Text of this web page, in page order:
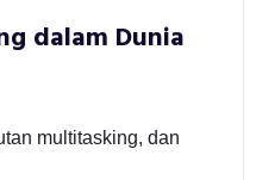
dalam Dunia
multitasking, dan